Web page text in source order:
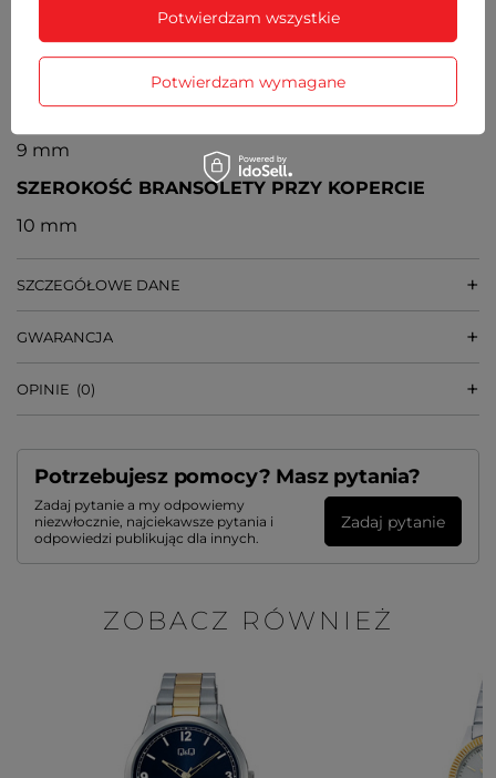
ŚREDNICA KOPERTY
GRUBOŚĆ KOPERTY
9 mm
SZEROKOŚĆ BRANSOLETY PRZY KOPERCIE
10 mm
SZCZEGÓŁOWE DANE
GWARANCJA
OPINIE (0)
Potrzebujesz pomocy? Masz pytania?
Zadaj pytanie a my odpowiemy
niezwłocznie, najciekawsze pytania i
odpowiedzi publikując dla innych.
Zadaj pytanie
ZOBACZ RÓWNIEŻ
Potwierdzam wymagane
Potwierdzam wszystkie